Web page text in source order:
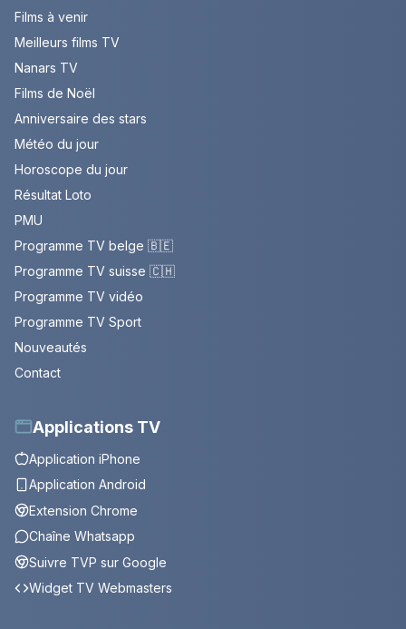
Films à venir
Meilleurs films TV
Nanars TV
Films de Noël
Anniversaire des stars
Météo du jour
Horoscope du jour
Résultat Loto
PMU
Programme TV belge 🇧🇪
Programme TV suisse 🇨🇭
Programme TV vidéo
Programme TV Sport
Nouveautés
Contact
Applications TV
Application iPhone
Application Android
Extension Chrome
Chaîne Whatsapp
Suivre TVP sur Google
Widget TV Webmasters